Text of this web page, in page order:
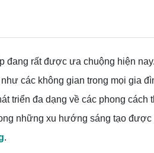
đang rất được ưa chuộng hiện
các không gian trong mọi gia
triển đa dạng về các phong cách
những xu hướng sáng tạo
.